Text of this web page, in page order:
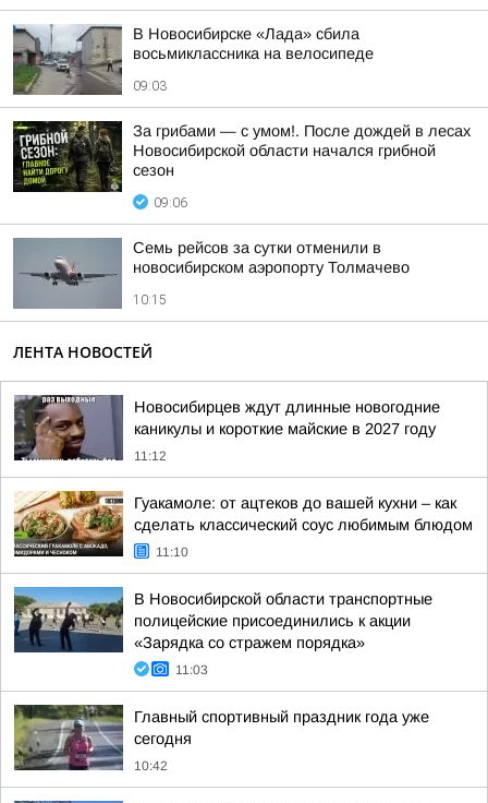
В Новосибирске «Лада» сбила
восьмиклассника на велосипеде
09:03
За грибами — с умом!. После дождей в лесах
Новосибирской области начался грибной
сезон
09:06
Семь рейсов за сутки отменили в
новосибирском аэропорту Толмачево
10:15
ЛЕНТА НОВОСТЕЙ
Новосибирцев ждут длинные новогодние
каникулы и короткие майские в 2027 году
11:12
Гуакамоле: от ацтеков до вашей кухни – как
сделать классический соус любимым блюдом
11:10
В Новосибирской области транспортные
полицейские присоединились к акции
«Зарядка со стражем порядка»
11:03
Главный спортивный праздник года уже
сегодня
10:42